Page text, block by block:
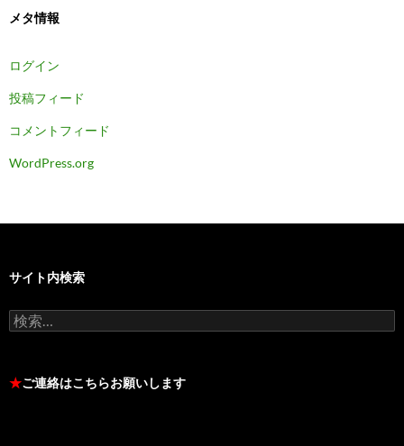
メタ情報
ログイン
投稿フィード
コメントフィード
WordPress.org
サイト内検索
検
索:
★ご連絡はこちらお願いします